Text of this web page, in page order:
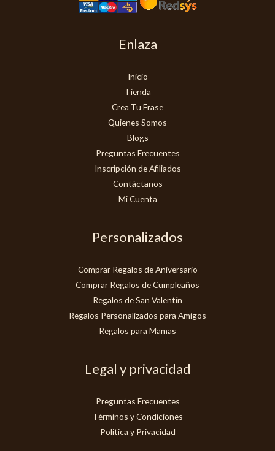
Enlaza
Inicio
Tienda
Crea Tu Frase
Quienes Somos
Blogs
Preguntas Frecuentes
Inscripción de Afiliados
Contáctanos
Mi Cuenta
Personalizados
Comprar Regalos de Aniversario
Comprar Regalos de Cumpleaños
Regalos de San Valentín
Regalos Personalizados para Amigos
Regalos para Mamas
Legal y privacidad
Preguntas Frecuentes
Términos y Condiciones
Politica y Privacidad